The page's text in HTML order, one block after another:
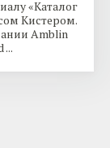
«Каталог
Кистером.
Amblin
...